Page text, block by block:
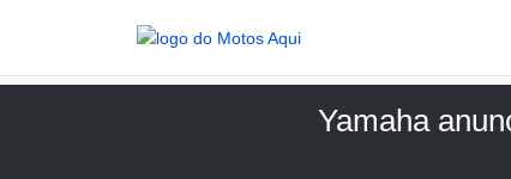
Yamaha